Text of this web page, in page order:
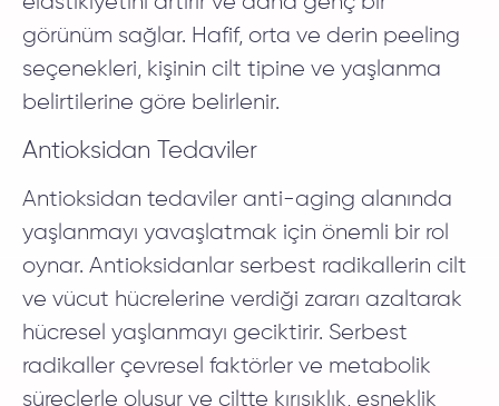
görünüm sağlar. Hafif, orta ve derin peeling
seçenekleri, kişinin cilt tipine ve yaşlanma
belirtilerine göre belirlenir.
Antioksidan Tedaviler
Antioksidan tedaviler anti-aging alanında
yaşlanmayı yavaşlatmak için önemli bir rol
oynar. Antioksidanlar serbest radikallerin cilt
ve vücut hücrelerine verdiği zararı azaltarak
hücresel yaşlanmayı geciktirir. Serbest
radikaller çevresel faktörler ve metabolik
süreçlerle oluşur ve ciltte kırışıklık, esneklik